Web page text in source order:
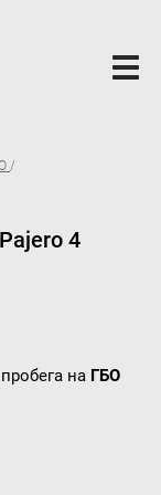
4
на ГБО